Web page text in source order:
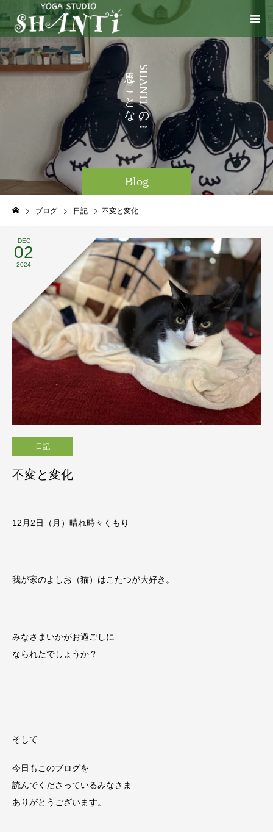
Blog
S
H
A
N
T
I
の
。
う
こ
と
な
ど
い
ろ
ブログ 日記 不変と変化
DEC
02
2024
日記
不変と変化
12月2日（月）晴れ時々くもり
我が家のよしお（猫）はこたつが大好き。
みなさまいかがお過ごしに
なられたでしょうか？
そして
今日もこのブログを
読んでくださっているみなさま
ありがとうございます。